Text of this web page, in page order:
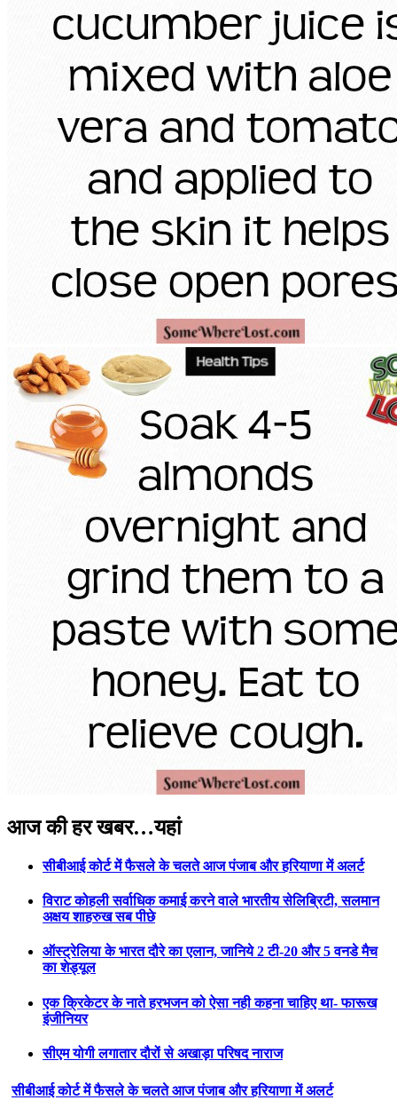
आज की हर खबर…यहां
सीबीआई कोर्ट में फैसले के चलते आज पंजाब और हरियाणा में अलर्ट
विराट कोहली सर्वाधिक कमाई करने वाले भारतीय सेलिब्रिटी, सलमान
अक्षय शाहरुख सब पीछे
ऑस्ट्रेलिया के भारत दौरे का एलान, जानिये 2 टी-20 और 5 वनडे मैच
का शेड्यूल
एक क्रिकेटर के नाते हरभजन को ऐसा नही कहना चाहिए था- फारूख
इंजीनियर
सीएम योगी लगातार दौरों से अखाड़ा परिषद नाराज
सीबीआई कोर्ट में फैसले के चलते आज पंजाब और हरियाणा में अलर्ट